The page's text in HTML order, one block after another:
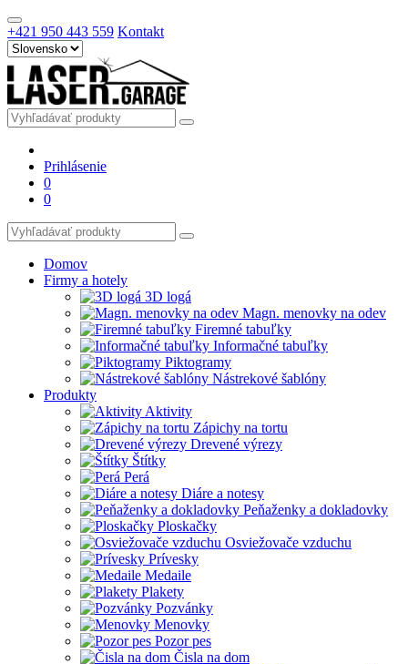
+421 950 443 559 Kontakt
Prihlásenie
0
0
Domov
Firmy a hotely
3D logá
Magn. menovky na odev
Firemné tabuľky
Informačné tabuľky
Piktogramy
Nástrekové šablóny
Produkty
Aktivity
Zápichy na tortu
Drevené výrezy
Štítky
Perá
Diáre a notesy
Peňaženky a dokladovky
Ploskačky
Osviežovače vzduchu
Prívesky
Medaile
Plakety
Pozvánky
Menovky
Pozor pes
Čisla na dom